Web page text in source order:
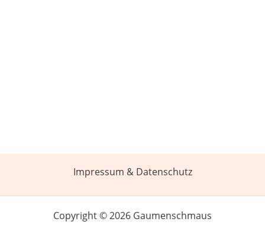
Impressum & Datenschutz
Copyright © 2026 Gaumenschmaus